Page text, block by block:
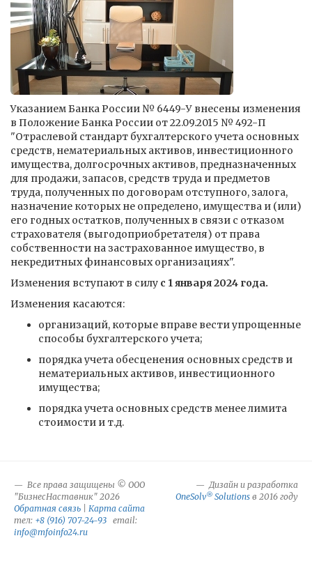
Указанием Банка России № 6449-У внесены изменения
в Положение Банка России от 22.09.2015 № 492-П
"Отраслевой стандарт бухгалтерского учета основных
средств, нематериальных активов, инвестиционного
имущества, долгосрочных активов, предназначенных
для продажи, запасов, средств труда и предметов
труда, полученных по договорам отступного, залога,
назначение которых не определено, имущества и (или)
его годных остатков, полученных в связи с отказом
страхователя (выгодоприобретателя) от права
собственности на застрахованное имущество, в
некредитных финансовых организациях".
Изменения вступают в силу с 1 января 2024 года.
Изменения касаются:
организаций, которые вправе вести упрощенные
способы бухгалтерского учета;
порядка учета обесценения основных средств и
нематериальных активов, инвестиционного
имущества;
порядка учета основных средств менее лимита
стоимости и т.д.
Все права защищены © ООО
"БизнесНаставник" 2026
Обратная связь
Карта сайта
тел: +8 (916) 707-24-93 email:
info@mfoinfo24.ru
Дизайн и разработка
OneSolv® Solutions в 2016 году